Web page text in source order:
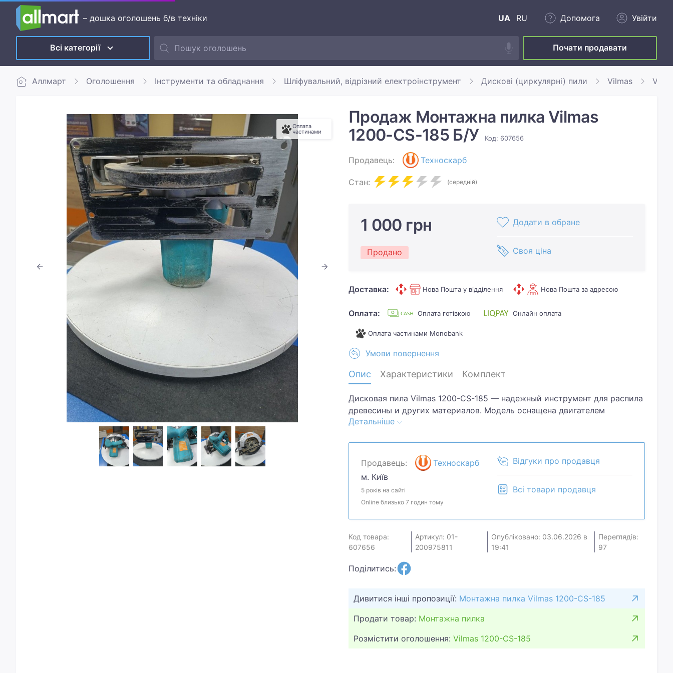
– дошка оголошень б/в техніки UA RU Допомога Увійти
Всі категорії Почати продавати
Аллмарт Оголошення Інструменти та обладнання Шліфувальний, відрізний електроінструмент Дискові (циркулярні) пили Vilmas
Оплата
частинами
Продаж Монтажна пилка Vilmas
1200-CS-185 Б/У
Код: 607656
Продавець: Техноскарб
Стан: (середній)
1 000 грн
Продано
Додати в обране
Своя ціна
Доставка: Нова Пошта у відділення Нова Пошта за адресою
Оплата: Оплата готівкою Онлайн оплата
Оплата частинами Monobank
Умови повернення
Опис Характеристики Комплект
Дисковая пила Vilmas 1200-CS-185 — надежный инструмент для распила
древесины и других материалов. Модель оснащена двигателем
мощностью 1200 Вт, что обеспечивает достаточную
Диаметр пильного диска 185 мм позволяет делать пропилы глубиной до
65 мм под углом 90° и до 45 мм под углом 45°. Регулировка угла наклона
осуществляется без использования дополнительных инструментов.
Корпус выполнен из прочного пластика, а алюминиевая подошва
обеспечивает устойчивость и точность реза. Данный экземпляр
находится в хорошем рабочем состоянии с незначительными следами
использования. Отсутствуют дефекты, влияющие на функциональность.
Пила готова к работе сразу после приобретения. Инструмент компактен
и удобен в использовании, подходит для ремонтных и строительных
работ. Отличный выбор для тех, кто ищет производительную пилу по
доступной цене.
Детальніше
Продавець:
Техноскарб
м. Київ
5 років на сайті
Online близько 7 годин тому
Відгуки про продавця
Всі товари продавця
Код товара:
607656
Артикул: 01-
200975811
Опубліковано: 03.06.2026 в
19:41
Переглядів:
97
Поділитись:
Дивитися інші пропозиції: Монтажна пилка Vilmas 1200-CS-185
Продати товар: Монтажна пилка
Розмістити оголошення: Vilmas 1200-CS-185